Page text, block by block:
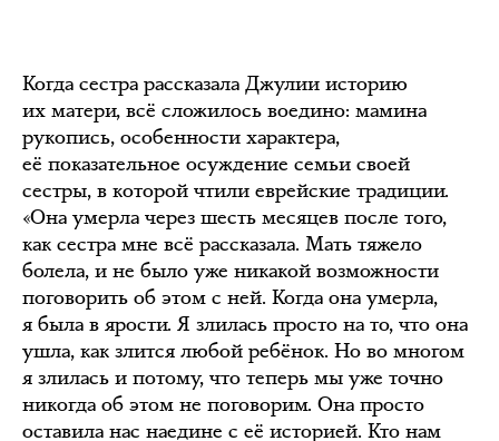
Когда сестра рассказала Джулии историю
их матери, всё сложилось воедино: мамина
рукопись, особенности характера,
её показательное осуждение семьи своей
сестры, в которой чтили еврейские традиции.
«Она умерла через шесть месяцев после того,
как сестра мне всё рассказала. Мать тяжело
болела, и не было уже никакой возможности
поговорить об этом с ней. Когда она умерла,
я была в ярости. Я злилась просто на то, что она
ушла, как злится любой ребёнок. Но во многом
я злилась и потому, что теперь мы уже точно
никогда об этом не поговорим. Она просто
оставила нас наедине с её историей. Кто нам